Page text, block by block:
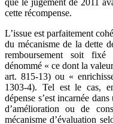
que le jugement de 2011
cette récompense.
L’issue est parfaitement
du mécanisme de la dette
remboursement soit fixé
dénommé « ce dont la
art. 815-13) ou «
1303-4). Tel est le cas,
dépense s’est incarnée
d’amélioration ou de
mécanisme d’évaluation